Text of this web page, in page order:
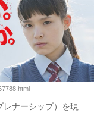
ナーシップ）を現